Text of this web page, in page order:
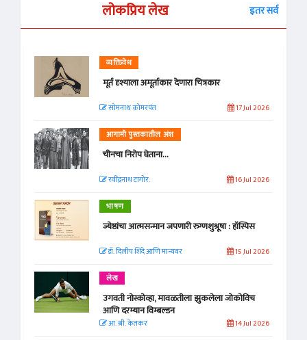
लोकप्रिय लेख इतर सर्व
व्यक्तिवेध
मूर्त दृश्याला अमूर्ताकार देणारा चित्रकार
सोमनाथ कोमरपंत 17 Jul 2026
आगामी पुस्तकातील अंश
चीनचा निरोप घेताना...
रवींद्रनाथ टागोर. 16 Jul 2026
भाषण
ज्येष्ठांचा आत्मसन्मान जपणारी रुग्णशुश्रूषा : हॉस्पिस
डॉ. दिलीप शिंदे आणि मान्यवर 15 Jul 2026
लेख
उगवती नोस्कोव्हा, मावळतीला झुकलेला जोकोविच
आणि दरम्यान विम्बल्डन
आ. श्री. केतकर 14 Jul 2026